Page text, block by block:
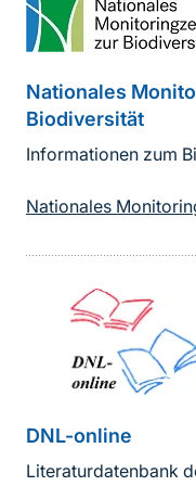
Nationales
Biodiversität
Informationen zum
Nationales
DNL-online
Literaturdatenbank